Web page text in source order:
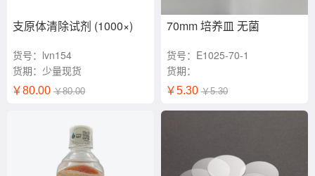
支原体清除试剂 (1000×)
货号：lvn154
货期：少量现货
￥80.00 ￥80.00
70mm 培养皿 无菌
货号：E1025-70-1
货期：
￥5.30 ￥5.30